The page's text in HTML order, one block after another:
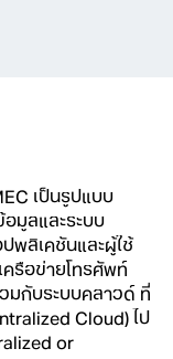
เป็นรูปแบบ
มูลและระบบ
พลิเคชันและผู้ใช้
รือข่ายโทรศัพท์
มกับระบบคลาวด์ ที่
Cloud) ไป
or